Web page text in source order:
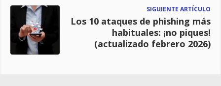
SIGUIENTE ARTÍCULO
Los 10 ataques de phishing más
habituales: ¡no piques!
(actualizado febrero 2026)